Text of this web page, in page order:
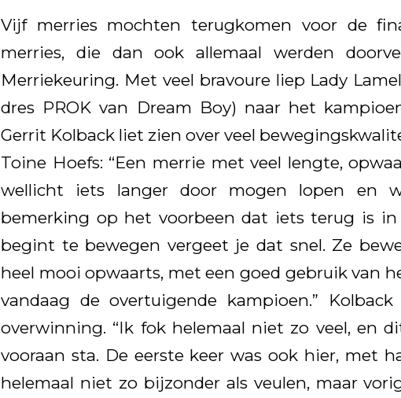
Vijf merries mochten terugkomen voor de
merries, die dan ook allemaal werden
Merriekeuring. Met veel bravoure liep Lady
dres PROK van Dream Boy) naar het
Gerrit Kolback liet zien over veel
Toine Hoefs: “Een merrie met veel lengte,
wellicht iets langer door mogen lopen en
bemerking op het voorbeen dat iets terug is in
begint te bewegen vergeet je dat snel. Ze
heel mooi opwaarts, met een goed gebruik van
vandaag de overtuigende kampioen.”
overwinning. “Ik fok helemaal niet zo veel, en
vooraan sta. De eerste keer was ook hier, met
helemaal niet zo bijzonder als veulen, maar